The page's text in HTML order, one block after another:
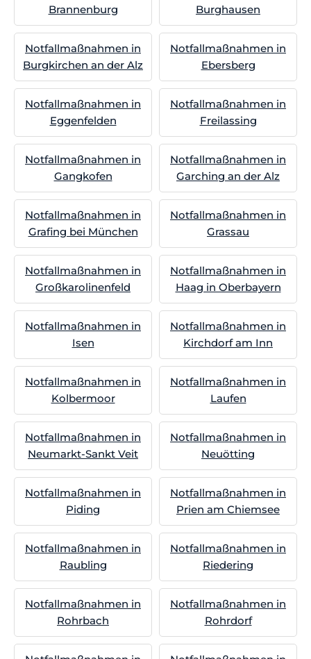
Brannenburg
Burghausen
Notfallmaßnahmen in
Burgkirchen an der Alz
Notfallmaßnahmen in
Ebersberg
Notfallmaßnahmen in
Eggenfelden
Notfallmaßnahmen in
Freilassing
Notfallmaßnahmen in
Gangkofen
Notfallmaßnahmen in
Garching an der Alz
Notfallmaßnahmen in
Grafing bei München
Notfallmaßnahmen in
Grassau
Notfallmaßnahmen in
Großkarolinenfeld
Notfallmaßnahmen in
Haag in Oberbayern
Notfallmaßnahmen in
Isen
Notfallmaßnahmen in
Kirchdorf am Inn
Notfallmaßnahmen in
Kolbermoor
Notfallmaßnahmen in
Laufen
Notfallmaßnahmen in
Neumarkt-Sankt Veit
Notfallmaßnahmen in
Neuötting
Notfallmaßnahmen in
Piding
Notfallmaßnahmen in
Prien am Chiemsee
Notfallmaßnahmen in
Raubling
Notfallmaßnahmen in
Riedering
Notfallmaßnahmen in
Rohrbach
Notfallmaßnahmen in
Rohrdorf